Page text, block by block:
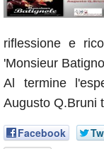
riflessione e
'Monsieur
Al termine
Augusto Q.Bruni
Facebook